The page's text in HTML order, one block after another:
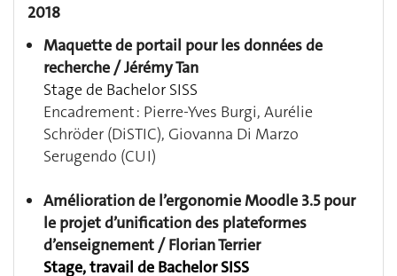
2018
Maquette de portail pour les données de
recherche / Jérémy Tan
Stage de Bachelor SISS
Encadrement : Pierre-Yves Burgi, Aurélie
Schröder (DiSTIC), Giovanna Di Marzo
Serugendo (CUI)
Amélioration de l’ergonomie Moodle 3.5 pour
le projet d’unification des plateformes
d’enseignement / Florian Terrier
Stage, travail de Bachelor SISS